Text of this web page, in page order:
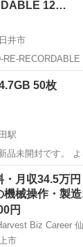
12…
井市
...
プレーヤー、レコ
50枚
駅
よろしくお願い致しま
映像プレーヤ
月収34.5万
機械操作・製
円
Biz Career
市